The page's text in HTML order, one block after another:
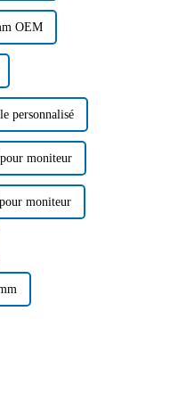
OEM
personnalisé
moniteur
moniteur